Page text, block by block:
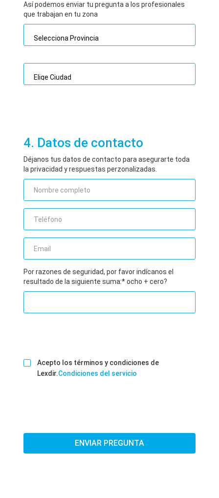
Así podemos enviar tu pregunta a los profesionales
que trabajan en tu zona
4. Datos de contacto
Déjanos tus datos de contacto para asegurarte toda
la privacidad y respuestas perzonalizadas.
Por razones de seguridad, por favor indícanos el
resultado de la siguiente suma:* ocho + cero?
Acepto los términos y condiciones de
Lexdir.Condiciones del servicio
ENVIAR PREGUNTA